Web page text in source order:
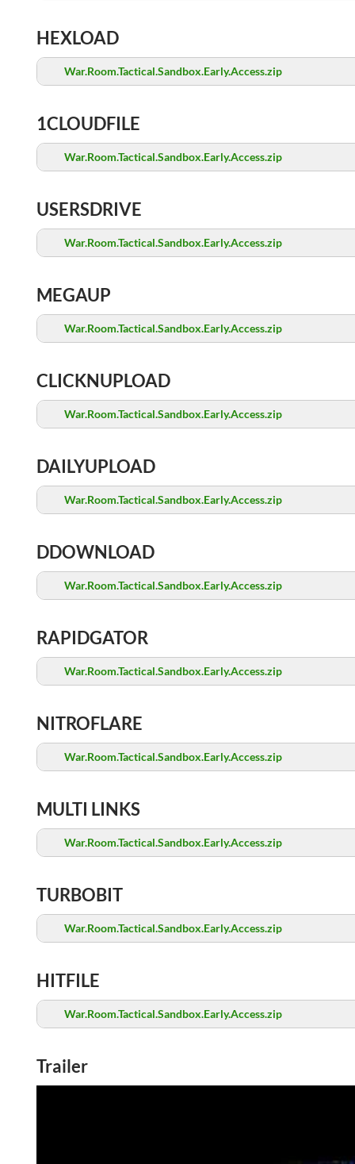
HEXLOAD
War.Room.Tactical.Sandbox.Early.Access.zip
1CLOUDFILE
War.Room.Tactical.Sandbox.Early.Access.zip
USERSDRIVE
War.Room.Tactical.Sandbox.Early.Access.zip
MEGAUP
War.Room.Tactical.Sandbox.Early.Access.zip
CLICKNUPLOAD
War.Room.Tactical.Sandbox.Early.Access.zip
DAILYUPLOAD
War.Room.Tactical.Sandbox.Early.Access.zip
DDOWNLOAD
War.Room.Tactical.Sandbox.Early.Access.zip
RAPIDGATOR
War.Room.Tactical.Sandbox.Early.Access.zip
NITROFLARE
War.Room.Tactical.Sandbox.Early.Access.zip
MULTI LINKS
War.Room.Tactical.Sandbox.Early.Access.zip
TURBOBIT
War.Room.Tactical.Sandbox.Early.Access.zip
HITFILE
War.Room.Tactical.Sandbox.Early.Access.zip
Trailer